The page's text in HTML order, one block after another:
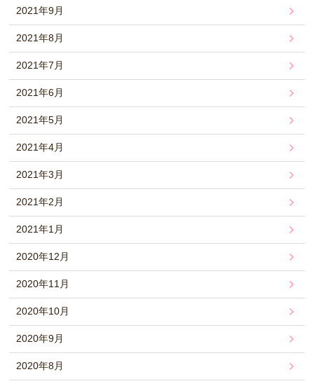
2021年9月
2021年8月
2021年7月
2021年6月
2021年5月
2021年4月
2021年3月
2021年2月
2021年1月
2020年12月
2020年11月
2020年10月
2020年9月
2020年8月